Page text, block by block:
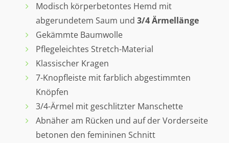
Modisch körperbetontes Hemd mit
abgerundetem Saum und 3/4 Ärmellänge
Gekämmte Baumwolle
Pflegeleichtes Stretch-Material
Klassischer Kragen
7-Knopfleiste mit farblich abgestimmten
Knöpfen
3/4-Ärmel mit geschlitzter Manschette
Abnäher am Rücken und auf der Vorderseite
betonen den femininen Schnitt